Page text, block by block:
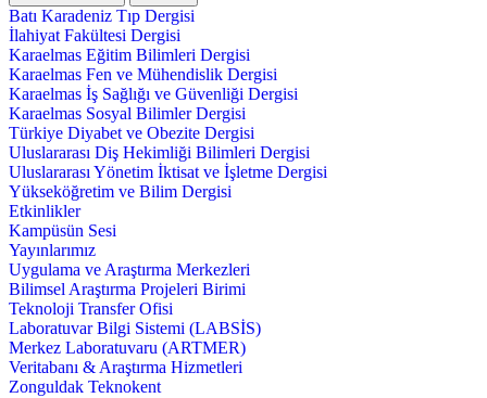
Batı Karadeniz Tıp Dergisi
İlahiyat Fakültesi Dergisi
Karaelmas Eğitim Bilimleri Dergisi
Karaelmas Fen ve Mühendislik Dergisi
Karaelmas İş Sağlığı ve Güvenliği Dergisi
Karaelmas Sosyal Bilimler Dergisi
Türkiye Diyabet ve Obezite Dergisi
Uluslararası Diş Hekimliği Bilimleri Dergisi
Uluslararası Yönetim İktisat ve İşletme Dergisi
Yükseköğretim ve Bilim Dergisi
Etkinlikler
Kampüsün Sesi
Yayınlarımız
Uygulama ve Araştırma Merkezleri
Bilimsel Araştırma Projeleri Birimi
Teknoloji Transfer Ofisi
Laboratuvar Bilgi Sistemi (LABSİS)
Merkez Laboratuvaru (ARTMER)
Veritabanı & Araştırma Hizmetleri
Zonguldak Teknokent